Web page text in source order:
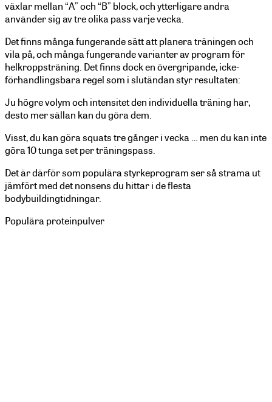
växlar mellan “A” och “B” block, och ytterligare andra
använder sig av tre olika pass varje vecka.
Det finns många fungerande sätt att planera träningen och
vila på, och många fungerande varianter av program för
helkroppsträning. Det finns dock en övergripande, icke-
förhandlingsbara regel som i slutändan styr resultaten:
Ju högre volym och intensitet den individuella träning har,
desto mer sällan kan du göra dem.
Visst, du kan göra squats tre gånger i vecka … men du kan inte
göra 10 tunga set per träningspass.
Det är därför som populära styrkeprogram ser så strama ut
jämfört med det nonsens du hittar i de flesta
bodybuildingtidningar.
Populära proteinpulver